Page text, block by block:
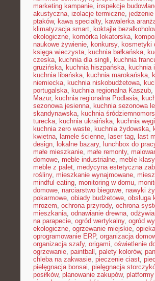
marketing kampanie, inspekcje
akustyczna, izolacje termiczne,
ptaków, kawa specialty, kawalerka
klimatyzacja smart, koktajle
ekologiczne, komórka lokatorska,
naukowe żywienie, konkursy, kosmetyki
księga wieczysta, kuchnia bałkańska,
czeska, kuchnia dla singli, kuchnia
gruzińska, kuchnia hiszpańska, kuchnia
kuchnia libańska, kuchnia marokańska,
niemiecka, kuchnia niskobudżetowa,
portugalska, kuchnia regionalna Kaszub,
Mazur, kuchnia regionalna Podlasia,
sezonowa jesienna, kuchnia sezonowa
skandynawska, kuchnia
turecka, kuchnia ukraińska, kuchnia
kuchnia zero waste, kuchnia żydowska,
kwietna, lamele ścienne, laser tag, last
design, lokalne bazary, lunchbox do
małe mieszkanie, małe remonty,
domowe, meble industrialne, meble
meble z palet, medycyna estetyczna
rośliny, mieszkanie wynajmowane,
mindful eating, monitoring w domu,
domowe, narciarstwo biegowe, nawyki
pokarmowe, obiady budżetowe, obsługa
mrozem, ochrona przyrody, ochrona
mieszkania, odnawianie drewna,
na parapecie, ogród wertykalny, ogród
ekologiczne, ogrzewanie miejskie,
oprogramowanie ERP, organizacja
organizacja szafy, origami, oświetlenie
ogrzewanie, paintball , palety kolorów,
chleba na zakwasie, pieczenie ciast,
pielęgnacja bonsai, pielęgnacja
posiłków, planowanie zakupów,